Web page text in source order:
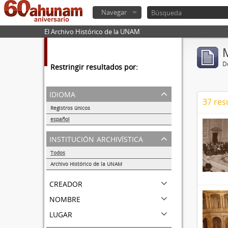
Navegar
El Archivo Histórico de la UNAM
Restringir resultados por:
idioma
Registros únicos
español
40
institución archivística
Todos
Archivo Histórico de la UNAM
creador
nombre
lugar
37